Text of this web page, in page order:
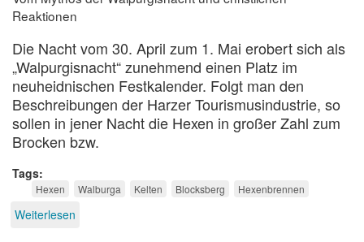
Reaktionen
Die Nacht vom 30. April zum 1. Mai erobert sich als
„Walpurgisnacht“ zunehmend einen Platz im
neuheidnischen Festkalender. Folgt man den
Beschreibungen der Harzer Tourismusindustrie, so
sollen in jener Nacht die Hexen in großer Zahl zum
Brocken bzw.
Tags
Hexen Walburga Kelten Blocksberg Hexenbrennen
Weiterlesen